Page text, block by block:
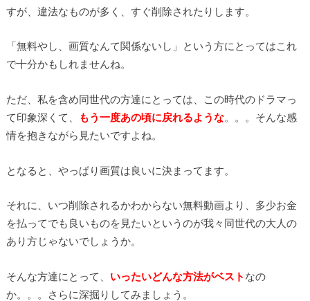
すが、違法なものが多く、すぐ削除されたりします。
「無料やし、画質なんて関係ないし」という方にとってはこれ
で十分かもしれませんね。
ただ、私を含め同世代の方達にとっては、この時代のドラマっ
て印象深くて、
もう一度あの頃に戻れるような。。。そんな感
情を抱きながら見たいですよね。
となると、やっぱり画質は良いに決まってます。
それに、いつ削除されるかわからない無料動画より、多少お金
を払ってでも良いものを見たいというのが我々同世代の大人の
あり方じゃないでしょうか。
そんな方達にとって、 いったいどんな方法がベスト なの
か。。。さらに深掘りしてみましょう。